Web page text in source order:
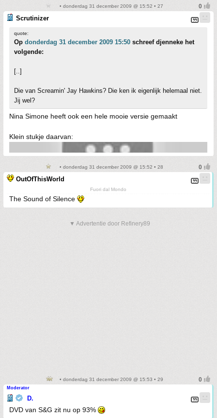
• donderdag 31 december 2009 @ 15:52 • 27
Scrutinizer
quote:
Op donderdag 31 december 2009 15:50 schreef djenneke het
volgende:
[..]
Die van Screamin' Jay Hawkins? Die ken ik eigenlijk helemaal niet.
Jij wel?
Nina Simone heeft ook een hele mooie versie gemaakt
Klein stukje daarvan:
• donderdag 31 december 2009 @ 15:52 • 28
OutOfThisWorld
Fuori dal Mondo
The Sound of Silence
▼ Advertentie door Refinery89
• donderdag 31 december 2009 @ 15:53 • 29
Moderator
D.
DVD van S&G zit nu op 93%